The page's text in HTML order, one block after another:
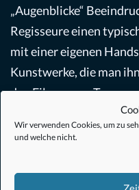
Wir verwenden Cookies, um zu
und welche nicht.
„Augenblicke“
Regisseure einen
mit einer eigenen
Kunstwerke, die man
den Filmen von